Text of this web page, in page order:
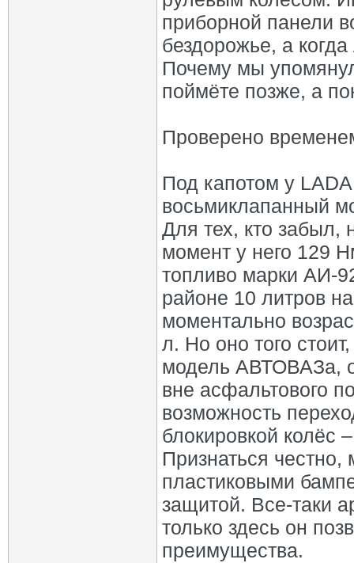
приборной панели
бездорожье, а
Почему мы
поймёте позже, а
Проверено
Под капотом у
восьмиклапанный
Для тех, кто
момент у него 129
топливо марки АИ-
районе 10 литров
моментально
л. Но оно того
модель АВТОВАЗа,
вне асфальтового
возможность
блокировкой колёс
Признаться
пластиковыми
защитой. Все-таки
только здесь он
преимущества.